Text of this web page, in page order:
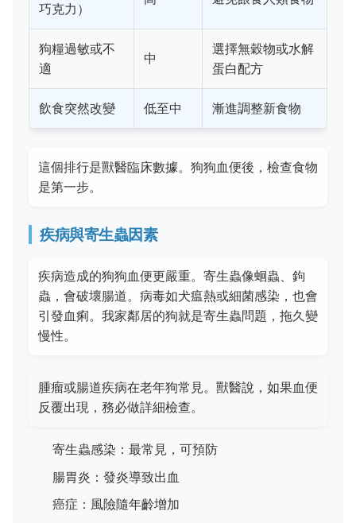
巧克力）
狗糧過敏或不
適
中
選擇無穀物或水解
蛋白配方
飲食突然改變 低至中 漸進調整新食物
這個排行是獸醫臨床數據。狗狗血便後，檢查食物
是第一步。
疾病與寄生蟲因素
疾病造成的狗狗血便更嚴重。寄生蟲像蛔蟲、鉤
蟲，會破壞腸道。病毒如犬瘟熱或細菌感染，也會
引發血痢。我家鄰居的狗就是寄生蟲問題，拖久變
慢性。
腫瘤或腸道疾病在老年狗常見。獸醫說，如果血便
反覆出現，務必做詳細檢查。
寄生蟲感染：最常見，可預防
腸胃炎：發炎導致出血
癌症：風險隨年齡增加